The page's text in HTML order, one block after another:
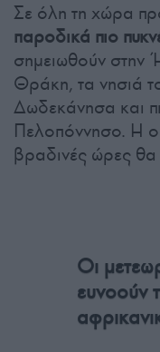
Σε όλη τη χώρα
παροδικά πιο
σημειωθούν στην
Θράκη, τα νησιά
Δωδεκάνησα και
Πελοπόννησο. Η
βραδινές ώρες θα
Οι
ευνοούν